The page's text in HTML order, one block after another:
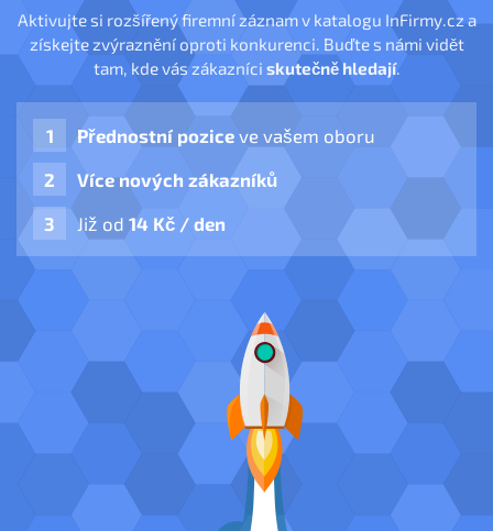
Aktivujte si rozšířený firemní záznam v katalogu InFirmy.cz a
získejte zvýraznění oproti konkurenci. Buďte s námi vidět
tam, kde vás zákazníci skutečně hledají.
Přednostní pozice ve vašem oboru
Více nových zákazníků
Již od 14 Kč / den